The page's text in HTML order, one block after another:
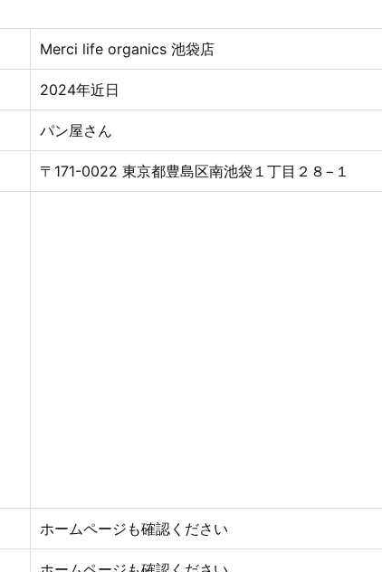
Merci life organics 池袋店
2024年近日
パン屋さん
〒171-0022 東京都豊島区南池袋１丁目２８−１
ホームページも確認ください